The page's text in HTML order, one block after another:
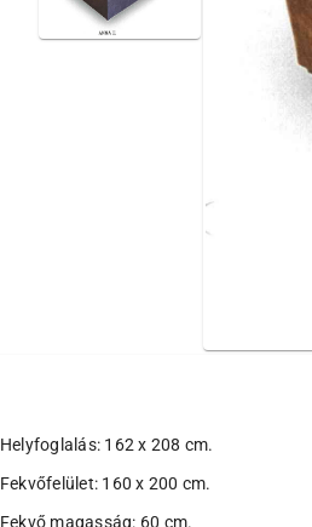
Helyfoglalás: 162 x 208 cm.
Fekvőfelület: 160 x 200 cm.
Fekvő magasság: 60 cm.